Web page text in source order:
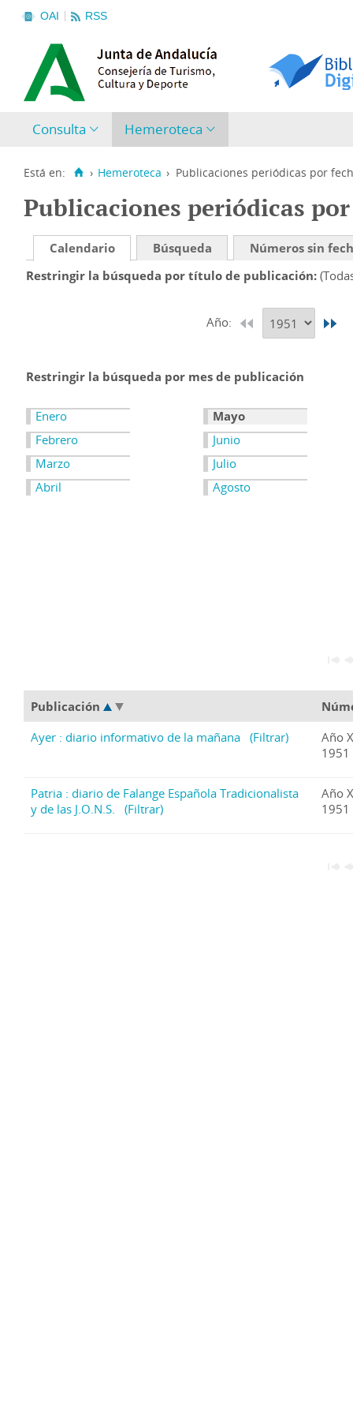
OAI RSS
Consulta Hemeroteca
Está en: › Hemeroteca › Publicaciones periódicas por
Publicaciones periódicas
Calendario Búsqueda
Números sin
Restringir la búsqueda por título de publicación
Año:
Restringir la búsqueda por mes de publicación
Enero
Febrero
Marzo
Abril
Mayo
Junio
Julio
Agosto
Publicación
Ayer : diario informativo de la mañana (Filtrar)
Año
1951
Patria : diario de Falange Española Tradicionalista
y de las J.O.N.S.
(Filtrar)
Año
1951